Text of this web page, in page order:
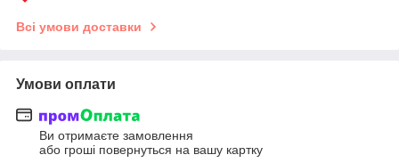
Всі умови доставки
Умови оплати
Ви отримаєте замовлення
або гроші повернуться на вашу картку